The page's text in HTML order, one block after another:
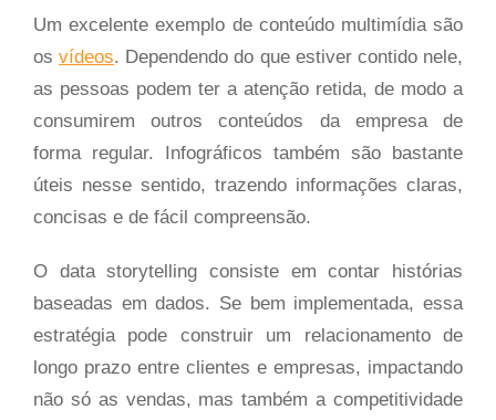
Um excelente exemplo de conteúdo multimídia são
osvídeos. Dependendo do que estiver contido nele,
as pessoas podem ter a atenção retida, de modo a
consumirem outros conteúdos da empresa de
forma regular. Infográficos também são bastante
úteis nesse sentido, trazendo informações claras,
concisas e de fácil compreensão.
O data storytelling consiste em contar histórias
baseadas em dados. Se bem implementada, essa
estratégia pode construir um relacionamento de
longo prazo entre clientes e empresas, impactando
não só as vendas, mas também a competitividade